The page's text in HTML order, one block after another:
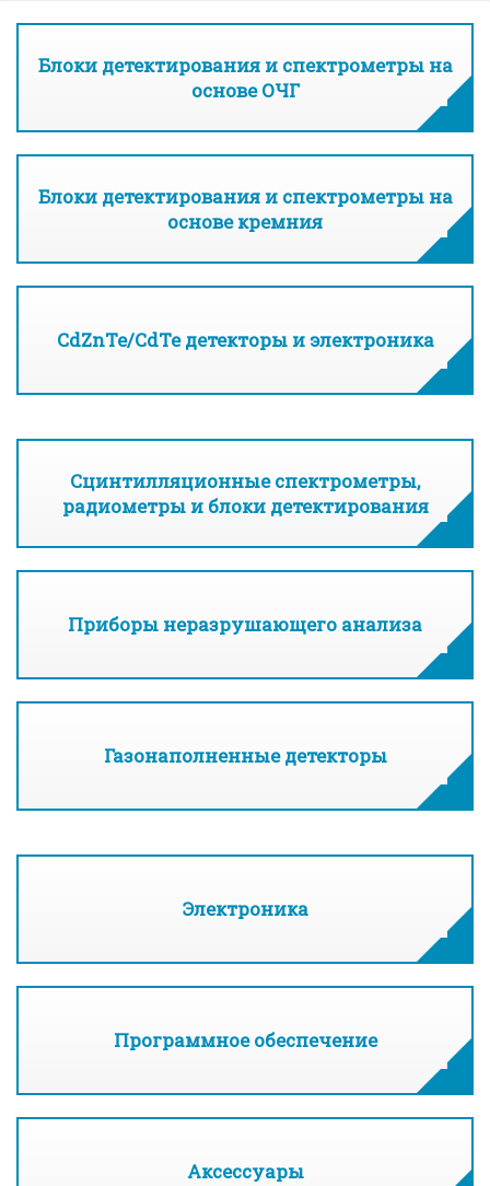
Блоки детектирования и спектрометры на
основе ОЧГ
Блоки детектирования и спектрометры на
основе кремния
CdZnTe/CdTe детекторы и электроника
Сцинтилляционные спектрометры,
радиометры и блоки детектирования
Приборы неразрушающего анализа
Газонаполненные детекторы
Электроника
Программное обеспечение
Аксессуары